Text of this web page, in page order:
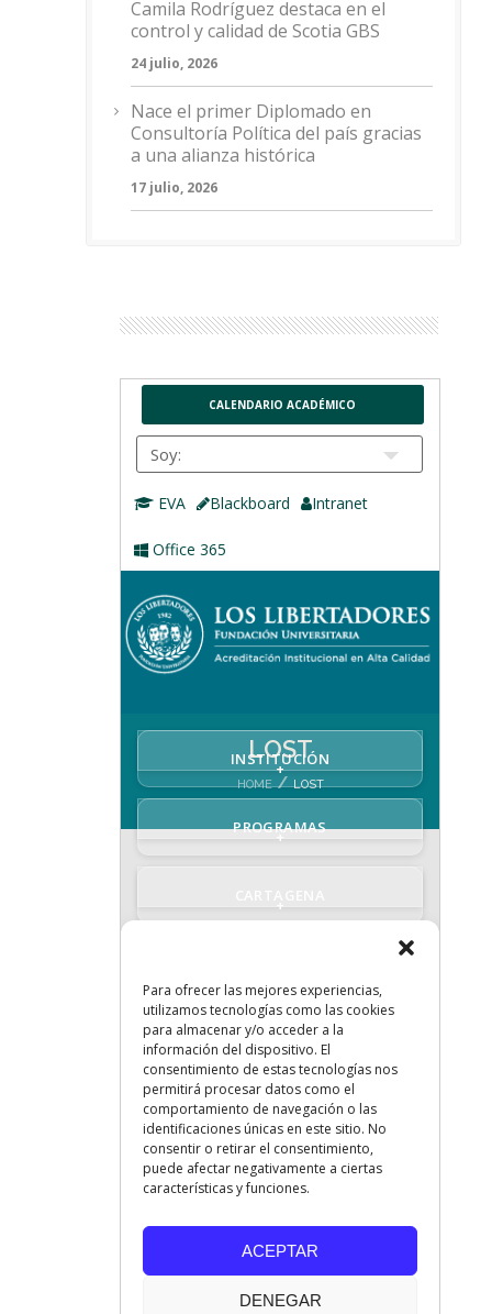
Camila Rodríguez destaca en el
control y calidad de Scotia GBS
24 julio, 2026
Nace el primer Diplomado en
Consultoría Política del país gracias
a una alianza histórica
17 julio, 2026